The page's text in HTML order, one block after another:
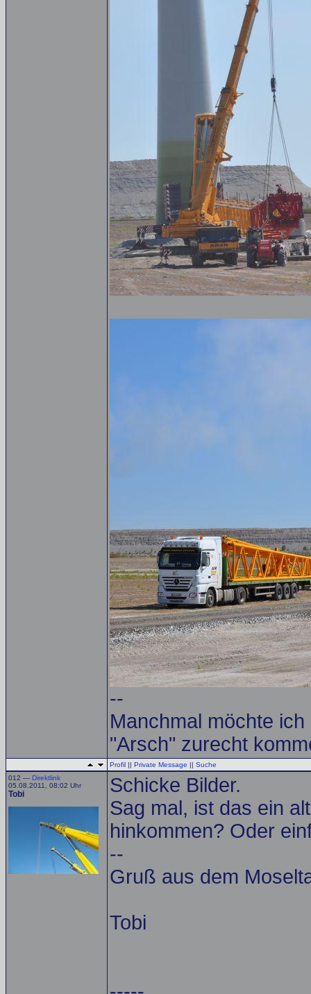
--
Manchmal möchte
"Arsch" zurecht
Profil || Private Message || Suche
012 — Direktlink
05.08.2011, 08:02 Uhr
Tobi
Schicke Bilder.
Sag mal, ist das ein
hinkommen? Oder
--
Gruß aus dem
Tobi